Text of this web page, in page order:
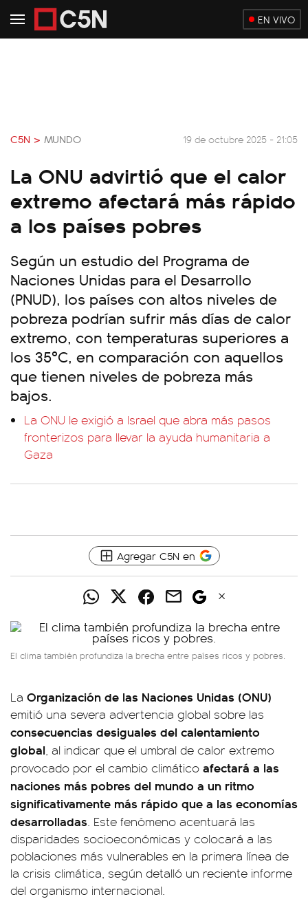
EN VIVO
C5N > MUNDO 19 de octubre 2025 - 21:05
La ONU advirtió que el calor
extremo afectará más rápido
a los países pobres
Según un estudio del Programa de
Naciones Unidas para el Desarrollo
(PNUD), los países con altos niveles de
pobreza podrían sufrir más días de calor
extremo, con temperaturas superiores a
los 35ºC, en comparación con aquellos
que tienen niveles de pobreza más
bajos.
La ONU le exigió a Israel que abra más pasos
fronterizos para llevar la ayuda humanitaria a
Gaza
Agregar C5N en
El clima también profundiza la brecha entre países ricos y pobres.
La Organización de las Naciones Unidas (ONU)
emitió una severa advertencia global sobre las
consecuencias desiguales del calentamiento
global, al indicar que el umbral de calor extremo
provocado por el cambio climático afectará a las
naciones más pobres del mundo a un ritmo
significativamente más rápido que a las economías
desarrolladas. Este fenómeno acentuará las
disparidades socioeconómicas y colocará a las
poblaciones más vulnerables en la primera línea de
la crisis climática, según detalló un reciente informe
del organismo internacional.